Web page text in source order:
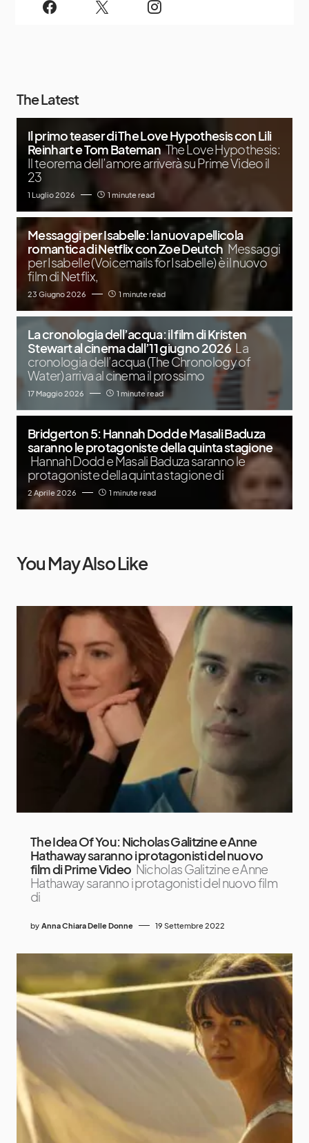
The Latest
Il primo teaser di The Love Hypothesis con Lili
Reinhart e Tom Bateman The Love Hypothesis:
Il teorema dell’amore arriverà su Prime Video il
23
1 Luglio 2026 1 minute read
Messaggi per Isabelle: la nuova pellicola
romantica di Netflix con Zoe Deutch Messaggi
per Isabelle (Voicemails for Isabelle) è il nuovo
film di Netflix,
23 Giugno 2026 1 minute read
La cronologia dell’acqua: il film di Kristen
Stewart al cinema dall’11 giugno 2026 La
cronologia dell’acqua (The Chronology of
Water) arriva al cinema il prossimo
17 Maggio 2026 1 minute read
Bridgerton 5: Hannah Dodd e Masali Baduza
saranno le protagoniste della quinta stagione
Hannah Dodd e Masali Baduza saranno le
protagoniste della quinta stagione di
2 Aprile 2026 1 minute read
You May Also Like
The Idea Of You: Nicholas Galitzine e Anne
Hathaway saranno i protagonisti del nuovo
film di Prime Video Nicholas Galitzine e Anne
Hathaway saranno i protagonisti del nuovo film
di
by Anna Chiara Delle Donne 19 Settembre 2022